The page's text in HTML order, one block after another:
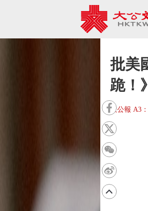
批美
跪！》
大公報 A3